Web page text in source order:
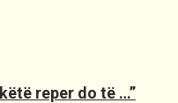
reper do tё …”